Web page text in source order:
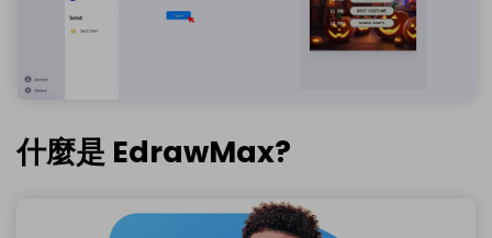
什麼是 EdrawMax?